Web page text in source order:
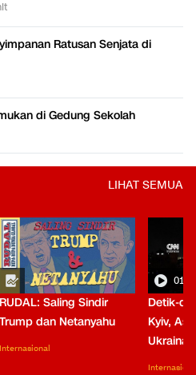
Ratusan Senjata di
di Gedung Sekolah
LIHAT SEMUA
RUDAL: Saling Sindir
Trump dan Netanyahu
Internasional
Detik-
Kyiv,
Ukraina